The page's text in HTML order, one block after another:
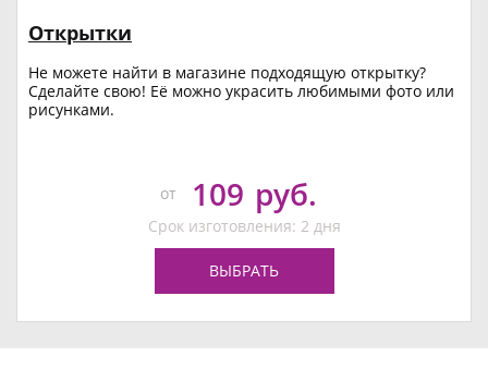
Открытки
Не можете найти в магазине подходящую открытку?
Сделайте свою! Её можно украсить любимыми фото или
рисунками.
от 109 руб.
Срок изготовления: 2 дня
ВЫБРАТЬ